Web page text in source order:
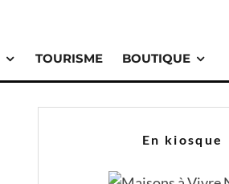
TOURISME BOUTIQUE
En kiosque